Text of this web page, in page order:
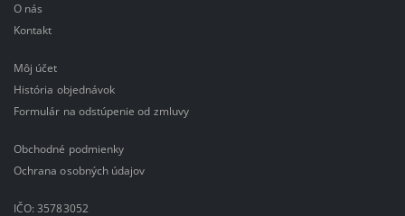
O nás
Kontakt
Môj účet
História objednávok
Formulár na odstúpenie od zmluvy
Obchodné podmienky
Ochrana osobných údajov
IČO: 35783052